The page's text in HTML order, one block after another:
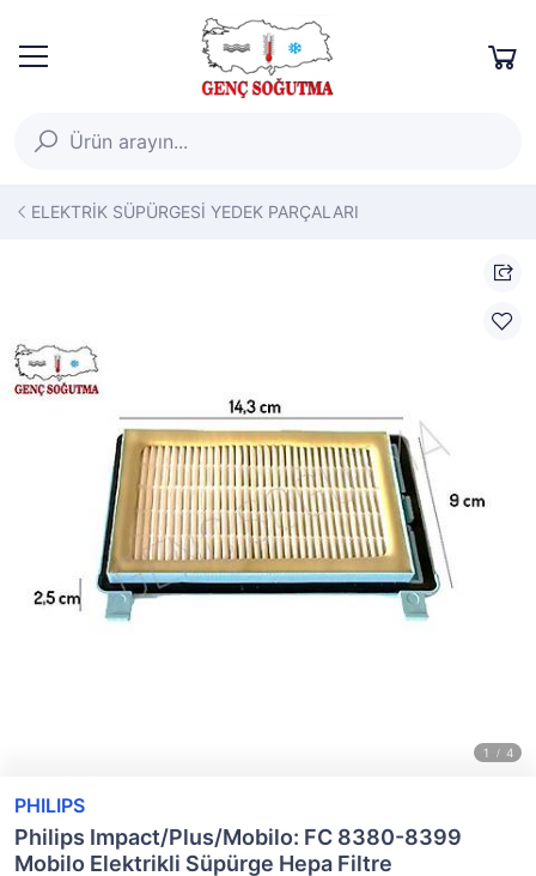
ELEKTRİK SÜPÜRGESİ YEDEK PARÇALARI
PHILIPS
Philips Impact/Plus/Mobilo: FC 8380-8399
Mobilo Elektrikli Süpürge Hepa Filtre